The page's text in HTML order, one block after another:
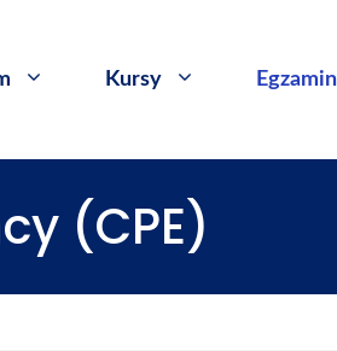
Kursy
(CPE)